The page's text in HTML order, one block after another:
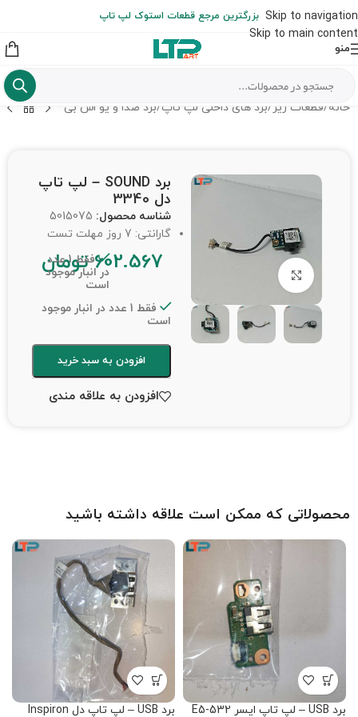
Skip to navigation
Skip to main content
از شهرستان به عهده مشتری است)
بزرگترین مرجع قطعات استوک لپ تاپ
منو
خانه /قطعات ریز /برد های داخلی لپ تاپ/برد صدا و یو اس بی
برای بزرگنمایی کلیک کنید
برد SOUND – لپ تاپ
دل 3340
شناسه محصول: 5015075
گارانتی: 7 روز مهلت تست
602.567 تومان
فقط 1 عدد
در انبار موجود
است
فقط 1 عدد در انبار موجود
است
افزودن به سبد خرید
افزودن به علاقه مندی
محصولاتی که ممکن است علاقه داشته باشید
برد USB – لپ تاپ ایسر E5-532
برد USB – لپ تاپ دل Inspiron